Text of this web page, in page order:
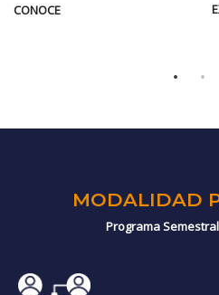
CONOCE
MODALIDAD
Programa Semestral